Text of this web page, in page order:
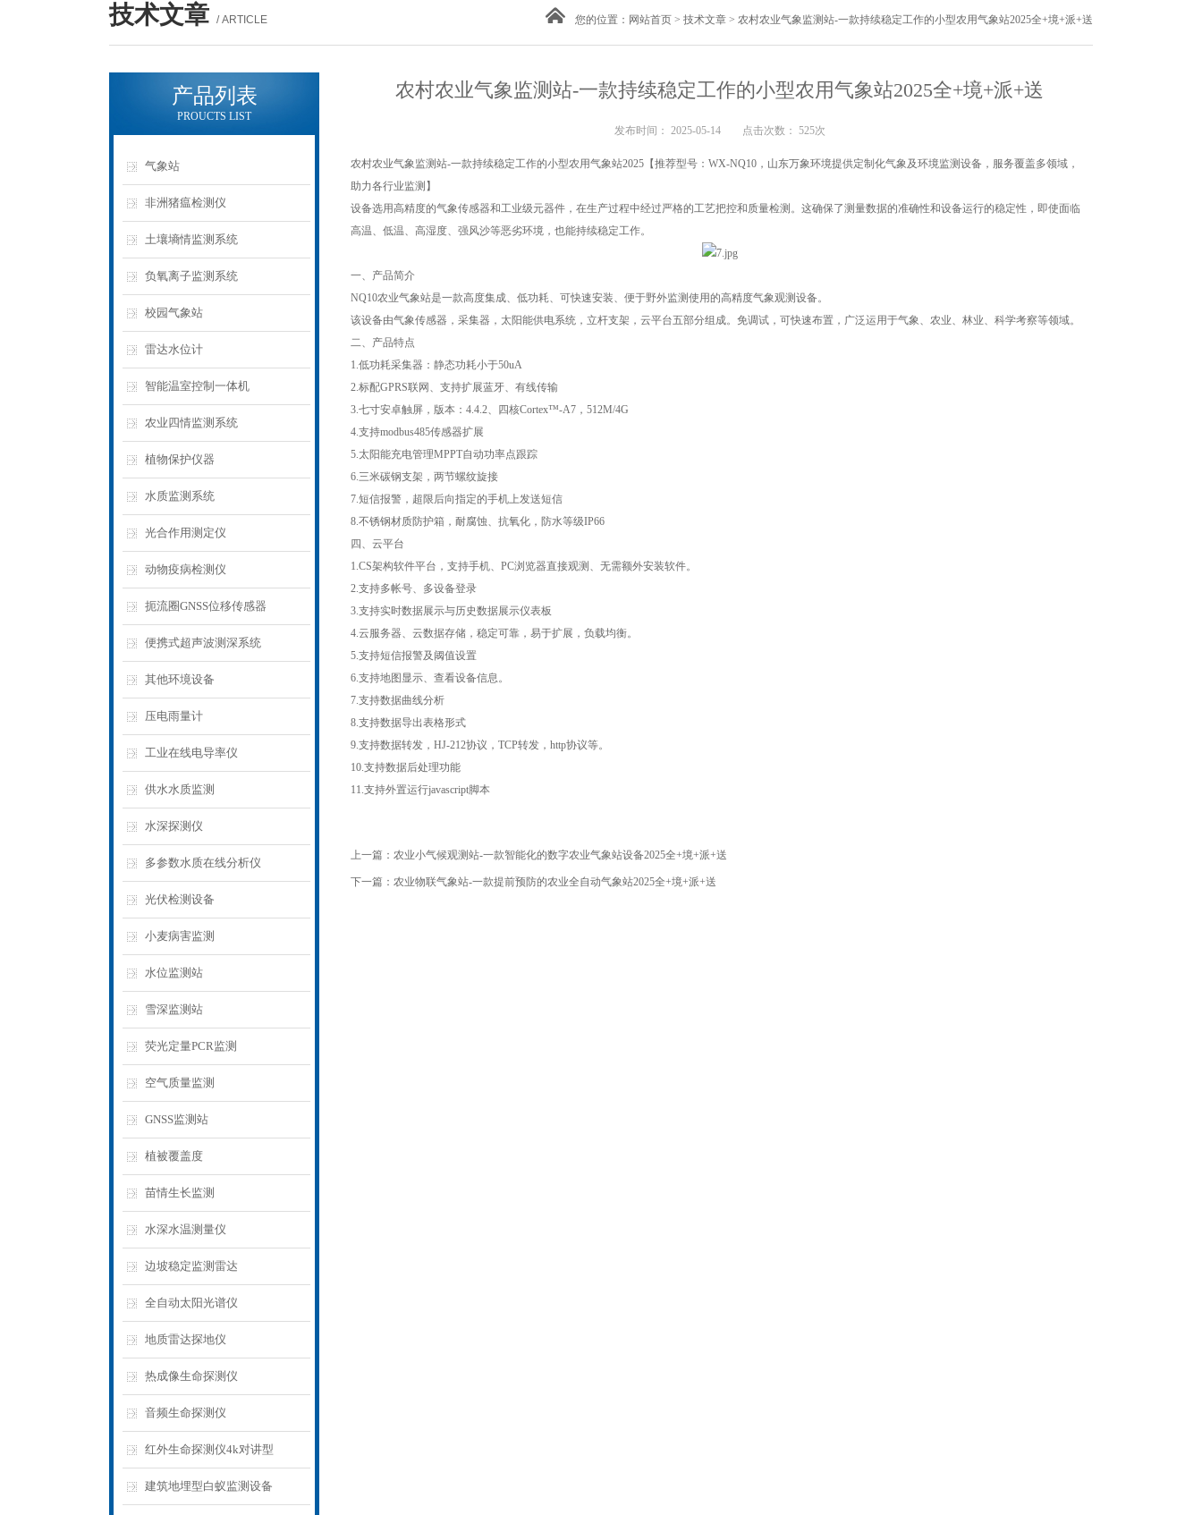
技术文章 / ARTICLE 您的位置： 网站首页 > 技术文章 > 农村农业气象监测站-一款持续稳定工作的小型农用气象站2025全+境+派+送
产品列表
PROUCTS LIST
气象站
非洲猪瘟检测仪
土壤墒情监测系统
负氧离子监测系统
校园气象站
雷达水位计
智能温室控制一体机
农业四情监测系统
植物保护仪器
水质监测系统
光合作用测定仪
动物疫病检测仪
扼流圈GNSS位移传感器
便携式超声波测深系统
其他环境设备
压电雨量计
工业在线电导率仪
供水水质监测
水深探测仪
多参数水质在线分析仪
光伏检测设备
小麦病害监测
水位监测站
雪深监测站
荧光定量PCR监测
空气质量监测
GNSS监测站
植被覆盖度
苗情生长监测
水深水温测量仪
边坡稳定监测雷达
全自动太阳光谱仪
地质雷达探地仪
热成像生命探测仪
音频生命探测仪
红外生命探测仪4k对讲型
建筑地埋型白蚁监测设备
农村农业气象监测站-一款持续稳定工作的小型农用气象站2025全+境+派+送
发布时间： 2025-05-14 点击次数： 525次
农村农业气象监测站-一款持续稳定工作的小型农用气象站2025【推荐型号：WX-NQ10，山东万象环境提供定制化气象及环境监测设备，服务覆盖多领域，
助力各行业监测】
设备选用高精度的气象传感器和工业级元器件，在生产过程中经过严格的工艺把控和质量检测。这确保了测量数据的准确性和设备运行的稳定性，即使面临
高温、低温、高湿度、强风沙等恶劣环境，也能持续稳定工作。
一、产品简介
NQ10农业气象站是一款高度集成、低功耗、可快速安装、便于野外监测使用的高精度气象观测设备。
该设备由气象传感器，采集器，太阳能供电系统，立杆支架，云平台五部分组成。免调试，可快速布置，广泛运用于气象、农业、林业、科学考察等领域。
二、产品特点
1.低功耗采集器：静态功耗小于50uA
2.标配GPRS联网、支持扩展蓝牙、有线传输
3.七寸安卓触屏，版本：4.4.2、四核Cortex™-A7，512M/4G
4.支持modbus485传感器扩展
5.太阳能充电管理MPPT自动功率点跟踪
6.三米碳钢支架，两节螺纹旋接
7.短信报警，超限后向指定的手机上发送短信
8.不锈钢材质防护箱，耐腐蚀、抗氧化，防水等级IP66
四、云平台
1.CS架构软件平台，支持手机、PC浏览器直接观测、无需额外安装软件。
2.支持多帐号、多设备登录
3.支持实时数据展示与历史数据展示仪表板
4.云服务器、云数据存储，稳定可靠，易于扩展，负载均衡。
5.支持短信报警及阈值设置
6.支持地图显示、查看设备信息。
7.支持数据曲线分析
8.支持数据导出表格形式
9.支持数据转发，HJ-212协议，TCP转发，http协议等。
10.支持数据后处理功能
11.支持外置运行javascript脚本
上一篇： 农业小气候观测站-一款智能化的数字农业气象站设备2025全+境+派+送
下一篇： 农业物联气象站-一款提前预防的农业全自动气象站2025全+境+派+送